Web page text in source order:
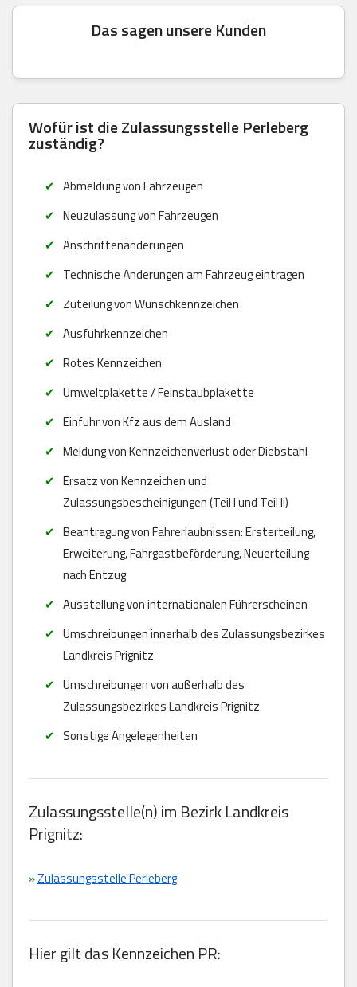
Das sagen unsere Kunden
Wofür ist die Zulassungsstelle Perleberg
zuständig?
Abmeldung von Fahrzeugen
Neuzulassung von Fahrzeugen
Anschriftenänderungen
Technische Änderungen am Fahrzeug eintragen
Zuteilung von Wunschkennzeichen
Ausfuhrkennzeichen
Rotes Kennzeichen
Umweltplakette / Feinstaubplakette
Einfuhr von Kfz aus dem Ausland
Meldung von Kennzeichenverlust oder Diebstahl
Ersatz von Kennzeichen und
Zulassungsbescheinigungen (Teil I und Teil II)
Beantragung von Fahrerlaubnissen: Ersterteilung,
Erweiterung, Fahrgastbeförderung, Neuerteilung
nach Entzug
Ausstellung von internationalen Führerscheinen
Umschreibungen innerhalb des Zulassungsbezirkes
Landkreis Prignitz
Umschreibungen von außerhalb des
Zulassungsbezirkes Landkreis Prignitz
Sonstige Angelegenheiten
Zulassungsstelle(n) im Bezirk Landkreis
Prignitz:
»Zulassungsstelle Perleberg
Hier gilt das Kennzeichen PR: